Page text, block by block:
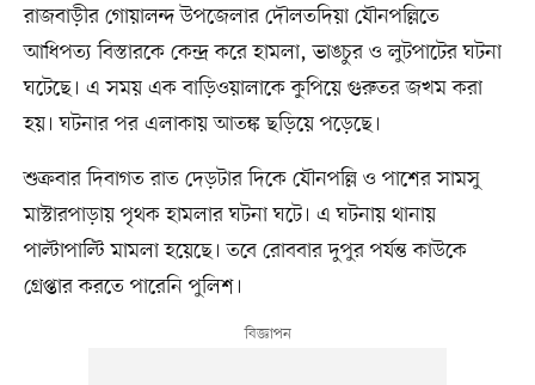
রাজবাড়ীর গোয়ালন্দ উপজেলার দৌলতদিয়া যৌনপল্লিতে
আধিপত্য বিস্তারকে কেন্দ্র করে হামলা, ভাঙচুর ও লুটপাটের ঘটনা
ঘটেছে। এ সময় এক বাড়িওয়ালাকে কুপিয়ে গুরুতর জখম করা
হয়। ঘটনার পর এলাকায় আতঙ্ক ছড়িয়ে পড়েছে।
শুক্রবার দিবাগত রাত দেড়টার দিকে যৌনপল্লি ও পাশের সামসু
মাস্টারপাড়ায় পৃথক হামলার ঘটনা ঘটে। এ ঘটনায় থানায়
পাল্টাপাল্টি মামলা হয়েছে। তবে রোববার দুপুর পর্যন্ত কাউকে
গ্রেপ্তার করতে পারেনি পুলিশ।